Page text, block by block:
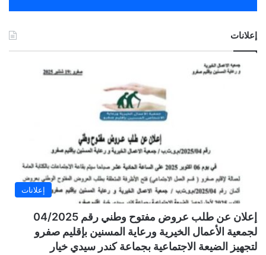
إعلانات
إعلانات
إعلان عن طلب عروض مفتوح وطني رقم 04/2025
لجمعية الأعمال الخيرية ورعاية المسنين بإقليم صفرو
لتجهيز الضيعة الاجتماعية بجماعة كندر سيدي خيار